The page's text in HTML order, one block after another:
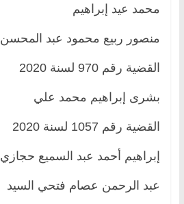
محمد عيد إبراهيم
منصور ربيع محمود عبد المحسن
القضية رقم 970 لسنة 2020
بشرى إبراهيم محمد علي
القضية رقم 1057 لسنة 2020
إبراهيم أحمد عبد السميع حجازي
عبد الرحمن عصام فتحي السيد